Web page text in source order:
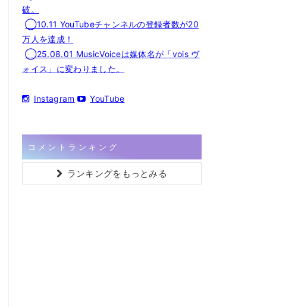
破。
◯10.11 YouTubeチャンネルの登録者数が20
万人を達成！
◯25.08.01 MusicVoiceは媒体名が「vois ヴ
ォイス」に変わりました。
Instagram YouTube
コメントランキング
ランキングをもっとみる